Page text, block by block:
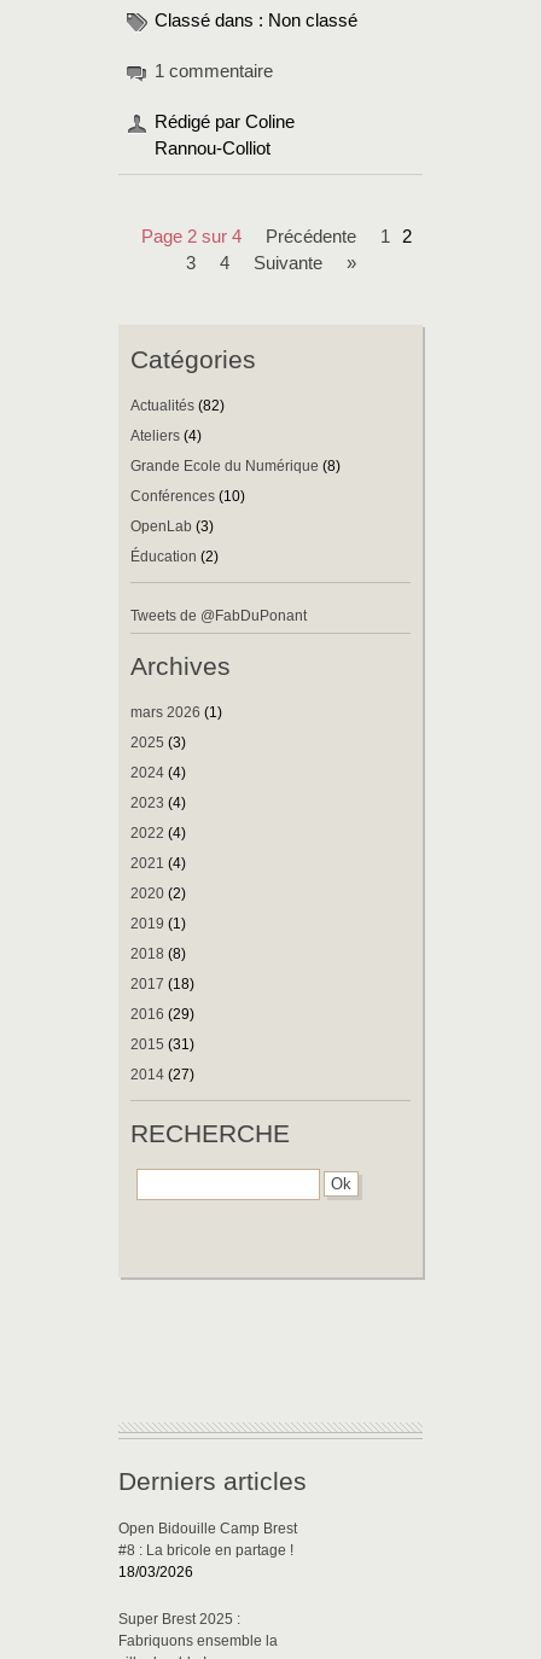
Classé dans : Non classé
1 commentaire
Rédigé par Coline
Rannou-Colliot
Page 2 sur 4 précédente 1
2
3
4 suivante »
Catégories
Actualités (82)
Ateliers (4)
Grande Ecole du Numérique (8)
Conférences (10)
OpenLab (3)
Éducation (2)
Tweets de @FabDuPonant
Archives
mars 2026 (1)
2025 (3)
2024 (4)
2023 (4)
2022 (4)
2021 (4)
2020 (2)
2019 (1)
2018 (8)
2017 (18)
2016 (29)
2015 (31)
2014 (27)
RECHERCHE
Derniers articles
Open Bidouille Camp Brest
#8 : La bricole en partage !
18/03/2026
Super Brest 2025 :
Fabriquons ensemble la